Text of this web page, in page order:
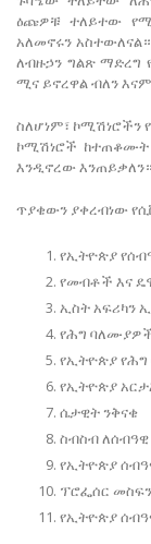
ዕጩዎቹ ተለይተው
አለመኖሩን
ለብዙኃን ግልጽ ማድረግ
ሚና ይኖረዋል ብለን
ስለሆነም፣
ኮሚሽነሮች
እንዲኖረው እንጠይቃለን።
ጥያቄውን ያቀረብነው
የኢትዮጵያ
የመብቶች እና
ኢስት አፍሪካን
የሕግ
የኢትዮጵያ የሕግ
የኢትዮጵያ
ሴታዊት ንቅናቄ
ስብስብ ለሰብዓዊ
የኢትዮጵያ
ፕሮፌሰር
የኢትዮጵያ